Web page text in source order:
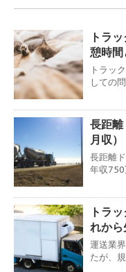
トラ
憩時
トラッ
しての
長距離
月収）
長距離
年収750
トラ
れから
運送業
たが、